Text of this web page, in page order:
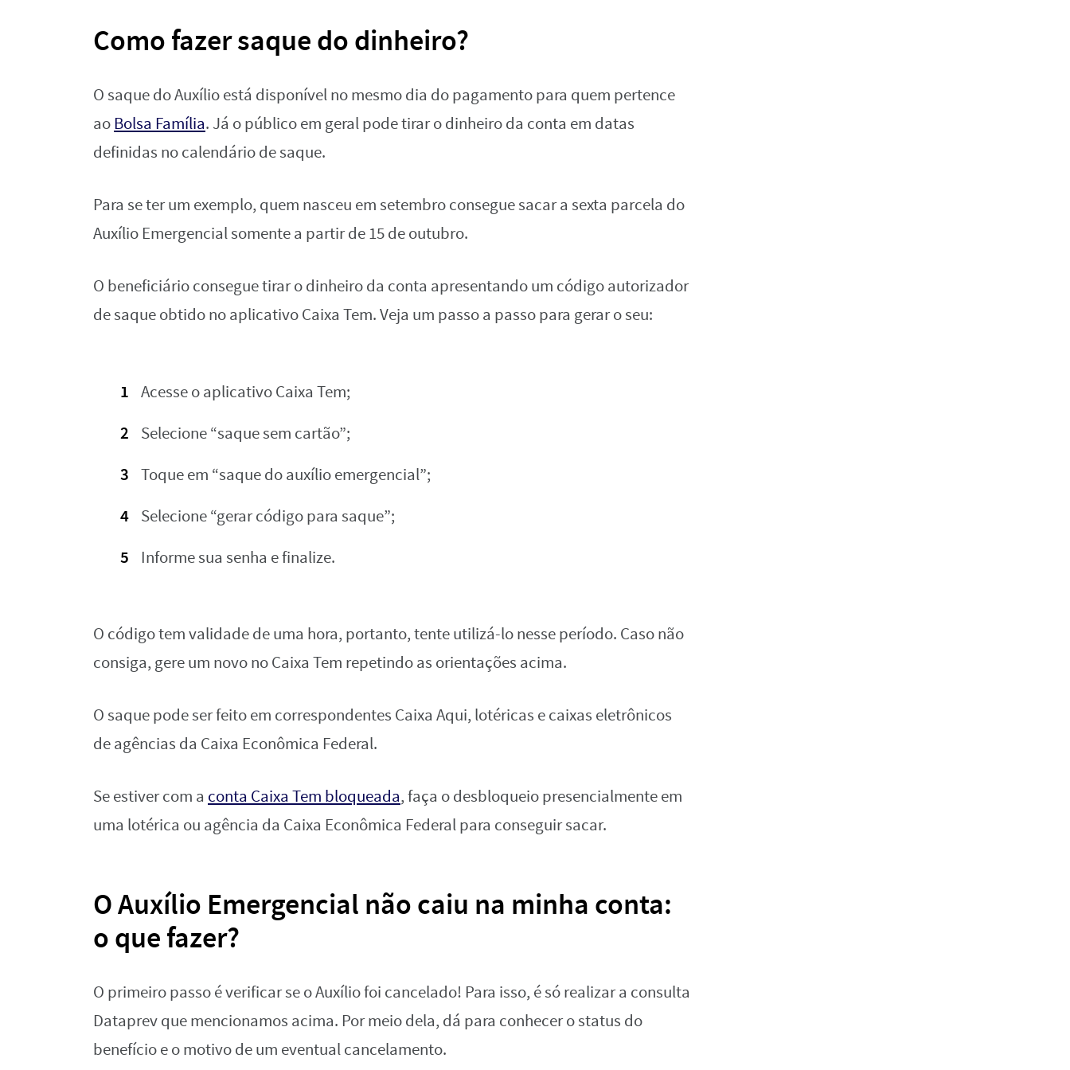
Como fazer saque do dinheiro?
O saque do Auxílio está disponível no mesmo dia do pagamento para quem pertence
aoBolsa Família. Já o público em geral pode tirar o dinheiro da conta em datas
definidas no calendário de saque.
Para se ter um exemplo, quem nasceu em setembro consegue sacar a sexta parcela do
Auxílio Emergencial somente a partir de 15 de outubro.
O beneficiário consegue tirar o dinheiro da conta apresentando um código autorizador
de saque obtido no aplicativo Caixa Tem. Veja um passo a passo para gerar o seu:
Acesse o aplicativo Caixa Tem;
Selecione “saque sem cartão”;
Toque em “saque do auxílio emergencial”;
Selecione “gerar código para saque”;
Informe sua senha e finalize.
O código tem validade de uma hora, portanto, tente utilizá-lo nesse período. Caso não
consiga, gere um novo no Caixa Tem repetindo as orientações acima.
O saque pode ser feito em correspondentes Caixa Aqui, lotéricas e caixas eletrônicos
de agências da Caixa Econômica Federal.
Se estiver com a conta Caixa Tem bloqueada, faça o desbloqueio presencialmente em
uma lotérica ou agência da Caixa Econômica Federal para conseguir sacar.
O Auxílio Emergencial não caiu na minha conta:
o que fazer?
O primeiro passo é verificar se o Auxílio foi cancelado! Para isso, é só realizar a consulta
Dataprev que mencionamos acima. Por meio dela, dá para conhecer o status do
benefício e o motivo de um eventual cancelamento.